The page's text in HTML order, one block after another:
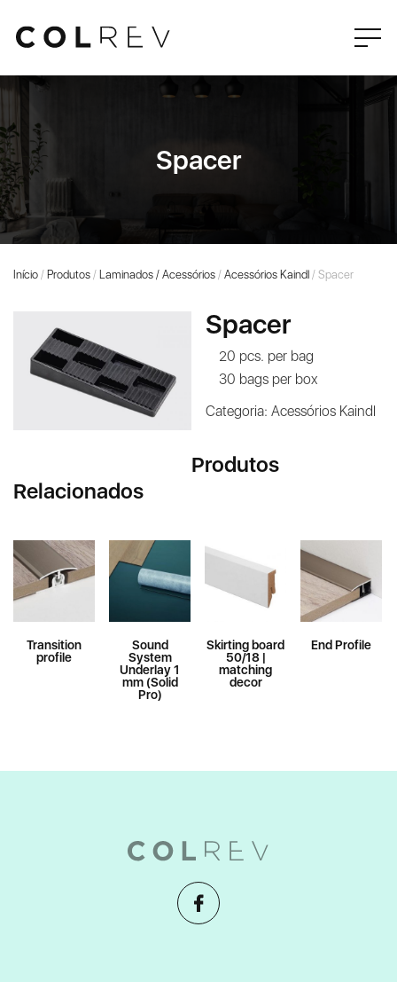
Spacer
Início / Produtos / Laminados / Acessórios / Acessórios Kaindl / Spacer
Spacer
20 pcs. per bag
30 bags per box
Categoria:Acessórios Kaindl
Produtos
Relacionados
Transition
profile
Sound
System
Underlay 1
mm (Solid
Pro)
Skirting board
50/18 |
matching
decor
End Profile